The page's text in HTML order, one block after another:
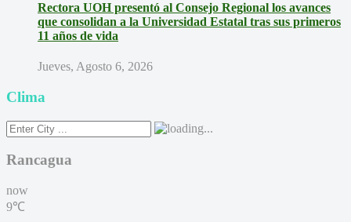
Rectora UOH presentó al Consejo Regional los avances
que consolidan a la Universidad Estatal tras sus primeros
11 años de vida
Jueves, Agosto 6, 2026
Clima
Rancagua
now
9℃